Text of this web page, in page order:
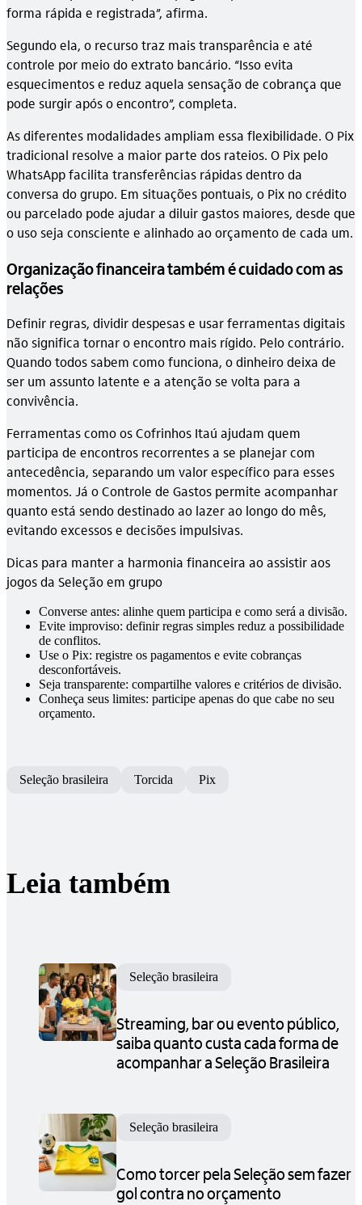
forma rápida e registrada”, afirma.
Segundo ela, o recurso traz mais transparência e até
controle por meio do extrato bancário. “Isso evita
esquecimentos e reduz aquela sensação de cobrança que
pode surgir após o encontro”, completa.
As diferentes modalidades ampliam essa flexibilidade. O Pix
tradicional resolve a maior parte dos rateios. O Pix pelo
WhatsApp facilita transferências rápidas dentro da
conversa do grupo. Em situações pontuais, o Pix no crédito
ou parcelado pode ajudar a diluir gastos maiores, desde que
o uso seja consciente e alinhado ao orçamento de cada um.
Organização financeira também é cuidado com as
relações
Definir regras, dividir despesas e usar ferramentas digitais
não significa tornar o encontro mais rígido. Pelo contrário.
Quando todos sabem como funciona, o dinheiro deixa de
ser um assunto latente e a atenção se volta para a
convivência.
Ferramentas como os Cofrinhos Itaú ajudam quem
participa de encontros recorrentes a se planejar com
antecedência, separando um valor específico para esses
momentos. Já o Controle de Gastos permite acompanhar
quanto está sendo destinado ao lazer ao longo do mês,
evitando excessos e decisões impulsivas.
Dicas para manter a harmonia financeira ao assistir aos
jogos da Seleção em grupo
Converse antes: alinhe quem participa e como será a divisão.
Evite improviso: definir regras simples reduz a possibilidade
de conflitos.
Use o Pix: registre os pagamentos e evite cobranças
desconfortáveis.
Seja transparente: compartilhe valores e critérios de divisão.
Conheça seus limites: participe apenas do que cabe no seu
orçamento.
Seleção brasileira Torcida Pix
Leia também
Seleção brasileira
Streaming, bar ou evento público,
saiba quanto custa cada forma de
acompanhar a Seleção Brasileira
Seleção brasileira
Como torcer pela Seleção sem fazer
gol contra no orçamento